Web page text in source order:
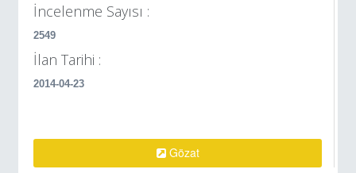
İncelenme Sayısı :
2549
İlan Tarihi :
2014-04-23
Gözat